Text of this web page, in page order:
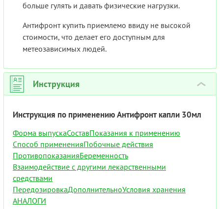
больше гулять и давать физические нагрузки.
Антифронт купить приемлемо ввиду не высокой
стоимости, что делает его доступным для
метеозависимых людей.
Инструкция ›
Инструкция по применению Антифронт капли 30мл
Форма выпускаСоставПоказания к применению
Способ примененияПобочные действия
ПротивопоказанияБеременность
Взаимодействие с другими лекарственными
средствами
ПередозировкаДополнительноУсловия хранения
АНАЛОГИ